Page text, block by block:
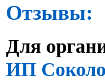
Отзывы:
Для
ИП